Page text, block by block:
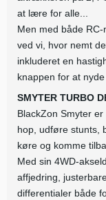
at lære for alle...
Men med både
ved vi, hvor nemt
inkluderet en
knappen for at
SMYTER TURBO
BlackZon Smyter
hop, udføre stunts,
køre og komme
Med sin 4WD-
affjedring,
differentialer både